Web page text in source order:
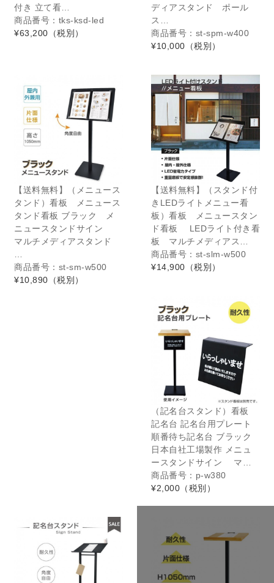
付き 立て看…
商品番号：tks-ksd-led
¥63,200 （税別）
ディアスタンド ポール
ス…
商品番号：st-spm-w400
¥10,000 （税別）
【送料無料】（メニュース
タンド）看板 メニュース
タンド看板 ブラック メ
ニュースタンドサイン
マルチメディアスタンド
商品番号：st-sm-w500
¥10,890 （税別）
【送料無料】（スタンド付
きLEDライトメニュー看
板）看板 メニュースタン
ド看板 LEDライト付き看
板 マルチメディアス…
商品番号：st-slm-w500
¥14,900 （税別）
（記名台スタンド）看板
記名台 記名台用プレート
順番待ち記名台 ブラック
日本自社工場製作 メニュ
ースタンドサイン マ…
商品番号：p-w380
¥2,000 （税別）